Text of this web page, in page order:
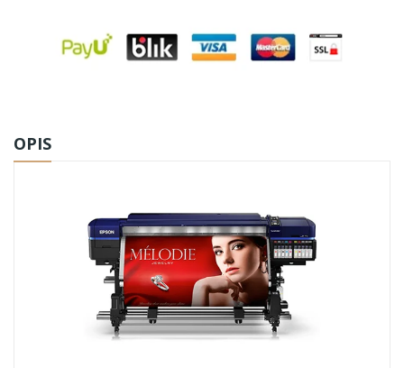
OPIS